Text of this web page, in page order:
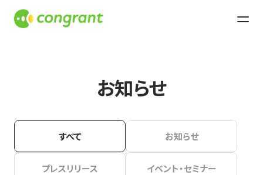
お知らせ
すべて お知らせ
プレスリリース イベント・セミナー